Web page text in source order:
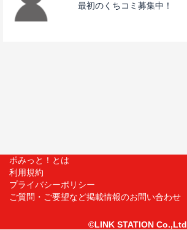
最初のくちコミ募集中！
ポみっと！とは
利用規約
プライバシーポリシー
ご質問・ご要望など掲載情報のお問い合わせ
©LINK STATION Co.,Ltd